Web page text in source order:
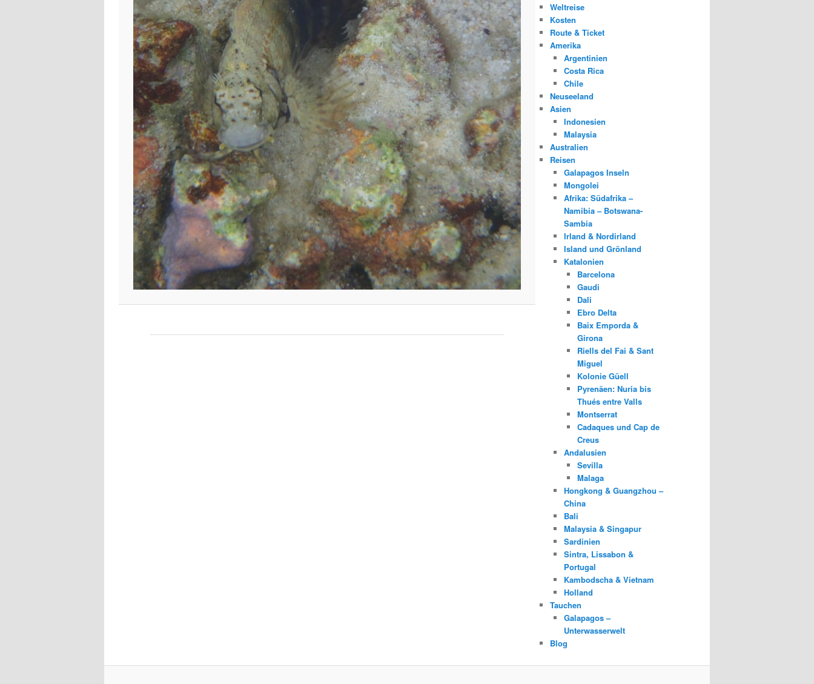
Weltreise
Kosten
Route & Ticket
Amerika
Argentinien
Costa Rica
Chile
Neuseeland
Asien
Indonesien
Malaysia
Australien
Reisen
Galapagos Inseln
Mongolei
Afrika: Südafrika –
Namibia – Botswana-
Sambia
Irland & Nordirland
Island und Grönland
Katalonien
Barcelona
Gaudi
Dali
Ebro Delta
Baix Emporda &
Girona
Riells del Fai & Sant
Miguel
Kolonie Güell
Pyrenäen: Nuria bis
Thués entre Valls
Montserrat
Cadaques und Cap de
Creus
Andalusien
Sevilla
Malaga
Hongkong & Guangzhou –
China
Bali
Malaysia & Singapur
Sardinien
Sintra, Lissabon &
Portugal
Kambodscha & Vietnam
Holland
Tauchen
Galapagos –
Unterwasserwelt
Blog